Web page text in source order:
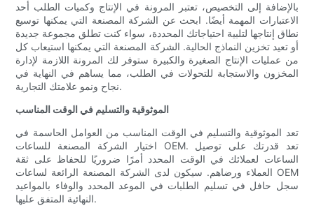
بالإضافة إلى التخصيص، تعتبر المرونة في الإنتاج وكميات الطلب أحد
الاعتبارات المهمة أيضًا. ابحث عن الشركة المصنعة التي يمكنها توسيع
نطاق إنتاجها لتلبية احتياجاتك المحددة، سواء كنت تطلق مجموعة جديدة
أو تعيد تخزين النماذج الحالية. الشركة المصنعة التي يمكنها استيعاب كل
من عمليات الإنتاج الصغيرة والكبيرة ستوفر لك المرونة اللازمة لإدارة
المخزون والاستجابة للتحولات في الطلب، مما يساهم في النهاية في
نجاح ونمو علامتك التجارية.
الموثوقية والتسليم في الوقت المناسب
تعد الموثوقية والتسليم في الوقت المناسب من العوامل الحاسمة في
اختيار الشركة المصنعة للساعات OEM. تعد قدرتك على توصيل
الساعات لعملائك في الوقت المحدد أمرًا ضروريًا للحفاظ على ثقة
العملاء ورضاهم. سيكون لدى الشركة المصنعة الرائعة لساعات OEM
سجل حافل في تسليم الطلبات في الموعد المحدد والوفاء بالمواعيد
النهائية المتفق عليها.